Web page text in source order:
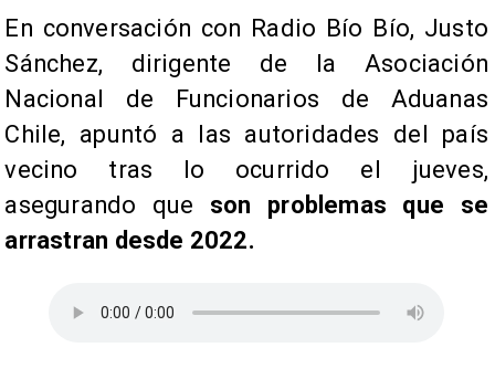
En conversación con Radio Bío Bío, Justo
Sánchez, dirigente de la Asociación
Nacional de Funcionarios de Aduanas
Chile, apuntó a las autoridades del país
vecino tras lo ocurrido el jueves,
asegurando que son problemas que se
arrastran desde 2022.